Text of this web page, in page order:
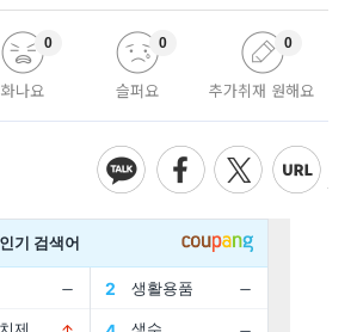
화나요
0
슬퍼요
0
추가취재 원해요
0